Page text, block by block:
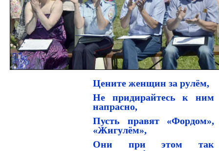
Цените женщин за рулём,
Не придирайтесь к ним
напрасно,
Пусть правят «Фордом»,
«Жигулём»,
Они при этом так